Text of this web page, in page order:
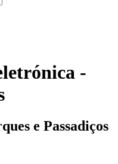
-
e Passadiços